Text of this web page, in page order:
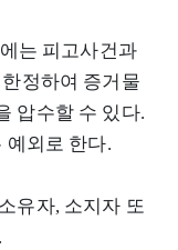
는 피고사건과
정하여 증거물
압수할 수 있다.
예외로 한다.
유자, 소지자 또